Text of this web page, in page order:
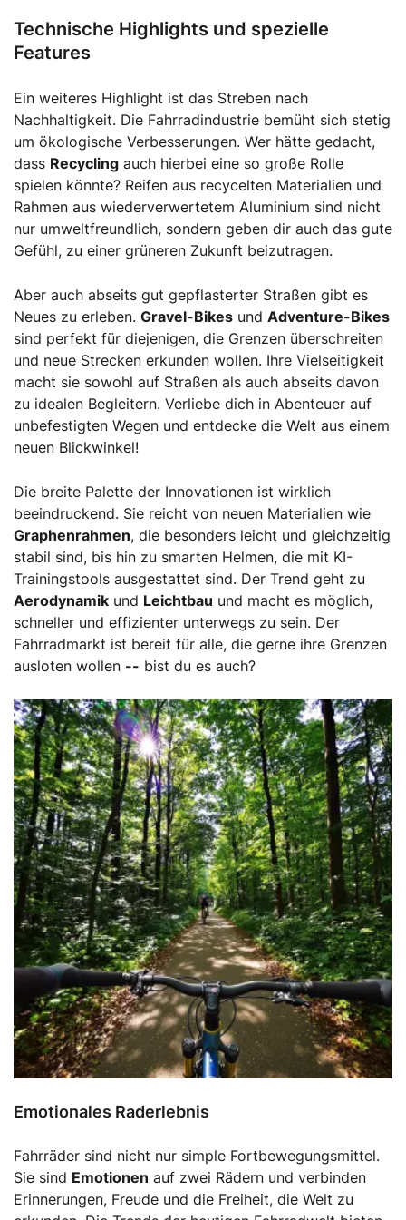
Technische Highlights und spezielle
Features
Ein weiteres Highlight ist das Streben nach
Nachhaltigkeit. Die Fahrradindustrie bemüht sich stetig
um ökologische Verbesserungen. Wer hätte gedacht,
dass Recycling auch hierbei eine so große Rolle
spielen könnte? Reifen aus recycelten Materialien und
Rahmen aus wiederverwertetem Aluminium sind nicht
nur umweltfreundlich, sondern geben dir auch das gute
Gefühl, zu einer grüneren Zukunft beizutragen.
Aber auch abseits gut gepflasterter Straßen gibt es
Neues zu erleben. Gravel-Bikes und Adventure-Bikes
sind perfekt für diejenigen, die Grenzen überschreiten
und neue Strecken erkunden wollen. Ihre Vielseitigkeit
macht sie sowohl auf Straßen als auch abseits davon
zu idealen Begleitern. Verliebe dich in Abenteuer auf
unbefestigten Wegen und entdecke die Welt aus einem
neuen Blickwinkel!
Die breite Palette der Innovationen ist wirklich
beeindruckend. Sie reicht von neuen Materialien wie
Graphenrahmen, die besonders leicht und gleichzeitig
stabil sind, bis hin zu smarten Helmen, die mit KI-
Trainingstools ausgestattet sind. Der Trend geht zu
Aerodynamik und Leichtbau und macht es möglich,
schneller und effizienter unterwegs zu sein. Der
Fahrradmarkt ist bereit für alle, die gerne ihre Grenzen
ausloten wollen -- bist du es auch?
Emotionales Raderlebnis
Fahrräder sind nicht nur simple Fortbewegungsmittel.
Sie sind Emotionen auf zwei Rädern und verbinden
Erinnerungen, Freude und die Freiheit, die Welt zu